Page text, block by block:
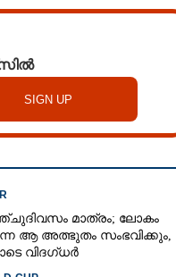
മാത്രം; ലോകം
ആ അത്ഭുതം സംഭവിക്കും,
വിദഗ്ധർ